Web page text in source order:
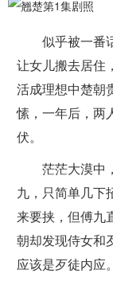
似乎被一番
让女儿搬去居住
活成理想中楚朝
愫，一年后，两
伏。
茫茫大漠中
九，只简单几下
来要挟，但傅九
朝却发现侍女和
应该是歹徒内应。